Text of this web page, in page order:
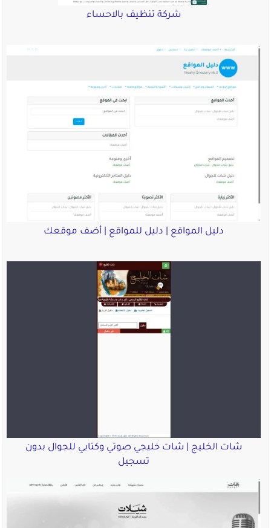
شركة تنظيف بالاحساء
دليل المواقع | دليل للمواقع | أضف موقعك
شات الخليج | شات خليجي صوتي وكتابي للجوال بدون
تسجيل